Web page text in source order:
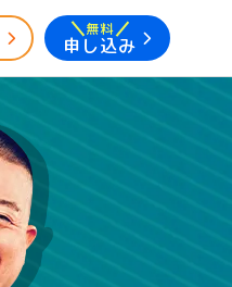
無料
申し込み